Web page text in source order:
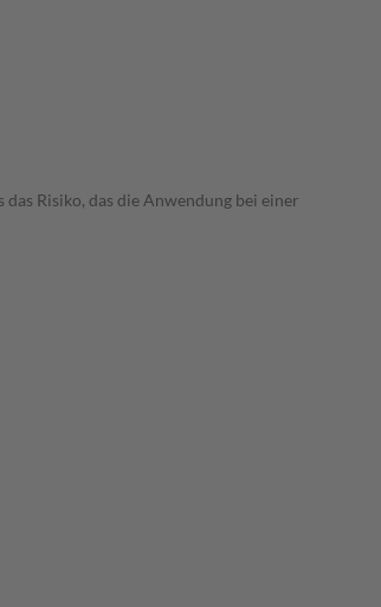
Risiko, das die Anwendung bei einer